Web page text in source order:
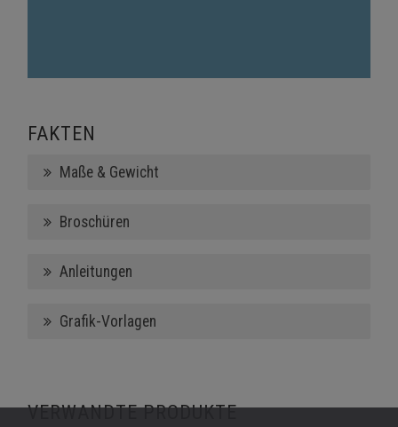
FAKTEN
Maße & Gewicht
Broschüren
Anleitungen
Grafik-Vorlagen
VERWANDTE PRODUKTE